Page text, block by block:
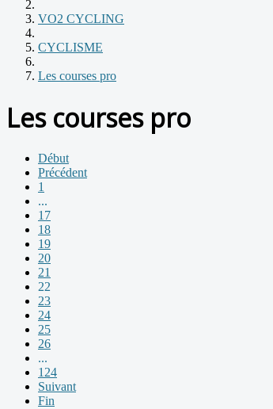
VO2 CYCLING
CYCLISME
Les courses pro
Les courses pro
Début
Précédent
1
...
17
18
19
20
21
22
23
24
25
26
...
124
Suivant
Fin